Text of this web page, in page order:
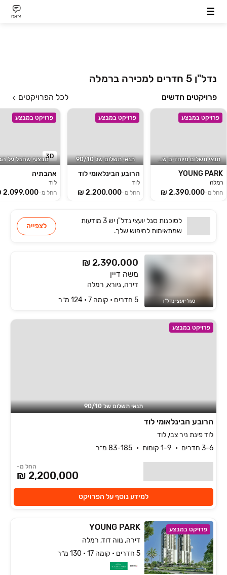
צ׳אט
נדל"ן 5 חדרים למכירה ברמלה
פרויקטים חדשים לכל הפרויקטים
פרויקט במבצע
תנאי תשלום מיוחדים של 10/90
YOUNG PARK
רמלה
החל מ-
פרויקט במבצע
תנאי תשלום של ‏10/‏90
הרובע הבינלאומי לוד
לוד
החל מ-
פרויקט במבצע
3Dמבצעי שחבל על
אהבתיה
לוד
החל מ-
לסוכנותסגל יועצי נדל"ן יש
3 מודעות
שמתאימותלחיפוש שלך.
לצפייה
סגל יועצי נדל"ן
₪ 2,390,000
משה דיין
דירה, גיורא, רמלה
5 חדרים • קומה ‎7‏ • 124 מ״ר
פרויקט במבצע
תנאי תשלום של ‏10/‏90
הרובע הבינלאומי לוד
לוד פינת ניר צבי, לוד
3-6 חדרים
1-9 קומות 83-185 מ״ר
החל מ-
2,200,000 ₪
למידע נוסף על הפרויקט
פרויקט במבצע YOUNG PARK
דירה, נווה דוד, רמלה
5 חדרים • קומה 17 • 130 מ״ר